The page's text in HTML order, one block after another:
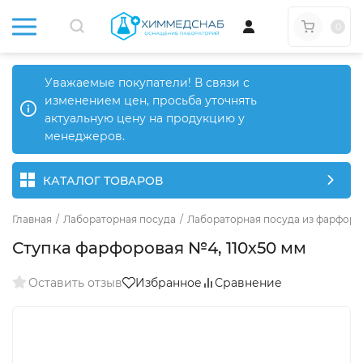
Уважаемые покупатели! В связи с
изменением цен, просьба уточнять
актуальную цену на продукцию у
менеджеров.
КАТАЛОГ ТОВАРОВ
Главная / Лабораторная посуда / Лабораторная посуда из фарфора
Ступка фарфоровая №4, 110х50 мм
Оставить отзыв Избранное Сравнение